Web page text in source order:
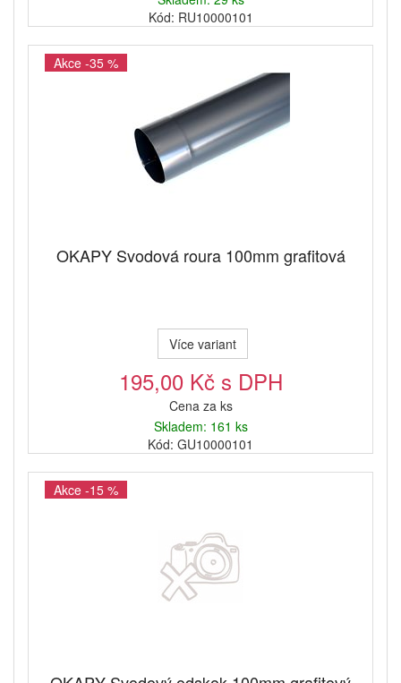
Kód: RU10000101
Akce -35 %
OKAPY Svodová roura 100mm grafitová
Více variant
195,00 Kč s DPH
Cena za ks
Skladem: 161 ks
Kód: GU10000101
Akce -15 %